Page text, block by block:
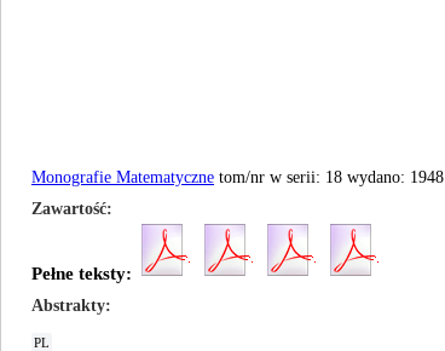
Monografie Matematyczne tom/nr w serii: 18 wydano: 1948
Zawartość
Pełne teksty:
Abstrakty
PL